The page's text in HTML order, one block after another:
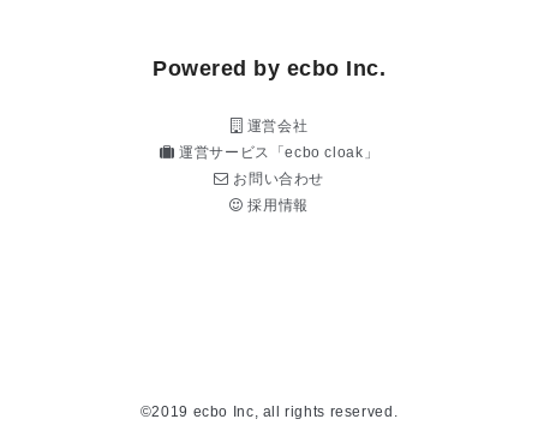
Powered by ecbo Inc.
運営会社
運営サービス「ecbo cloak」
お問い合わせ
採用情報
©2019 ecbo Inc, all rights reserved.